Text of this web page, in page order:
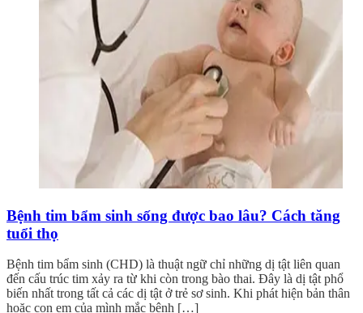
Bệnh tim bẩm sinh sống được bao lâu? Cách tăng
tuổi thọ
Bệnh tim bẩm sinh (CHD) là thuật ngữ chỉ những dị tật liên quan
đến cấu trúc tim xảy ra từ khi còn trong bào thai. Đây là dị tật phổ
biến nhất trong tất cả các dị tật ở trẻ sơ sinh. Khi phát hiện bản thân
hoặc con em của mình mắc bệnh […]